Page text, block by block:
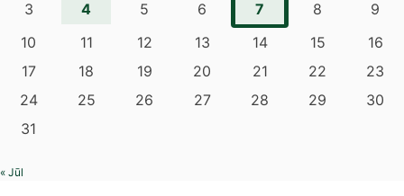
3
4 5 6 7 8
9
10
11 12 13 14 15
16
17
18 19 20 21 22
23
24
25 26 27 28 29
30
31
« Jūl